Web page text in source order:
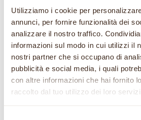
Utilizziamo i cookie per
annunci, per fornire funzionalità dei
analizzare il nostro traffico.
informazioni sul modo in cui utilizzi il
nostri partner che si occupano di
pubblicità e social media, i quali
con altre informazioni che hai fornito
raccolto dal tuo utilizzo dei loro
Articoli Recenti
Colazioni Speciali Ep.19 –
Sorrento
TeaTour EP.19 – LA NOTIZIA 94
È uscito il nuovo numero di Italia